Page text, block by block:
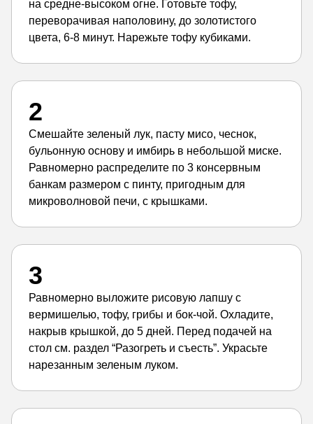
на средне-высоком огне. Готовьте тофу,
переворачивая наполовину, до золотистого
цвета, 6-8 минут. Нарежьте тофу кубиками.
2
Смешайте зеленый лук, пасту мисо, чеснок,
бульонную основу и имбирь в небольшой миске.
Равномерно распределите по 3 консервным
банкам размером с пинту, пригодным для
микроволновой печи, с крышками.
3
Равномерно выложите рисовую лапшу с
вермишелью, тофу, грибы и бок-чой. Охладите,
накрыв крышкой, до 5 дней. Перед подачей на
стол см. раздел “Разогреть и съесть”. Украсьте
нарезанным зеленым луком.